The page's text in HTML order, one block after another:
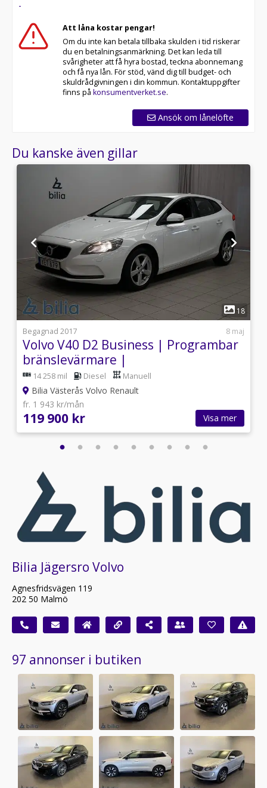
-
Att låna kostar pengar!
Om du inte kan betala tillbaka skulden i tid riskerar
du en betalningsanmärkning. Det kan leda till
svårigheter att få hyra bostad, teckna abonnemang
och få nya lån. För stöd, vänd dig till budget- och
skuldrådgivningen i din kommun. Kontaktuppgifter
finns på konsumentverket.se.
Ansök om lånelöfte
Du kanske även gillar
1
18
Begagnad 2017
8 maj
Volvo V40 D2 Business | Programbar
bränslevärmare |
14 258 mil Diesel Manuell
Bilia Västerås Volvo Renault
fr. 1 943 kr/mån
119 900 kr Visa mer
Bilia Jägersro Volvo
Agnesfridsvägen 119
202 50 Malmö
97 annonser i butiken